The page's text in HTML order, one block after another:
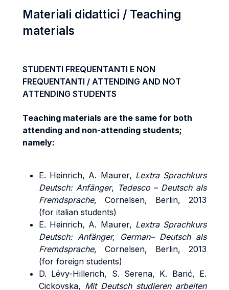
Materiali didattici / Teaching
materials
STUDENTI FREQUENTANTI E NON
FREQUENTANTI / ATTENDING AND NOT
ATTENDING STUDENTS
Teaching materials are the same for both
attending and non-attending students;
namely:
E. Heinrich, A. Maurer, Lextra Sprachkurs
Deutsch: Anfänger, Tedesco – Deutsch als
Fremdsprache, Cornelsen, Berlin, 2013
(for italian students)
E. Heinrich, A. Maurer, Lextra Sprachkurs
Deutsch: Anfänger, German– Deutsch als
Fremdsprache, Cornelsen, Berlin, 2013
(for foreign students)
D. Lévy-Hillerich, S. Serena, K. Barić, E.
Cickovska, Mit Deutsch studieren arbeiten